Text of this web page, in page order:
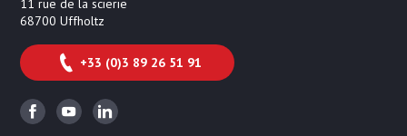
11 rue de la scierie
68700 Uffholtz
+33 (0)3 89 26 51 91
FacebookYoutubeLinkedin